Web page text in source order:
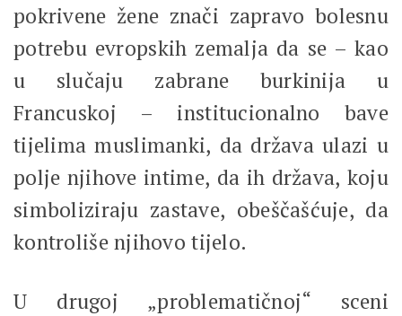
pokrivene žene znači zapravo bolesnu
potrebu evropskih zemalja da se – kao
u slučaju zabrane burkinija u
Francuskoj – institucionalno bave
tijelima muslimanki, da država ulazi u
polje njihove intime, da ih država, koju
simboliziraju zastave, obeščašćuje, da
kontroliše njihovo tijelo.
U drugoj „problematičnoj“ sceni